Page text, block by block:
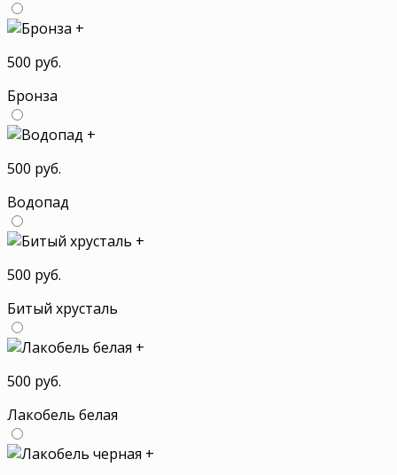
+
500 руб.
Бронза
+
500 руб.
Водопад
+
500 руб.
Битый хрусталь
+
500 руб.
Лакобель белая
+